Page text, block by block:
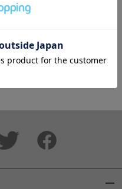
予約商品
wsn